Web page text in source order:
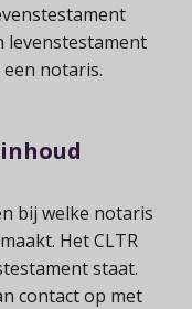
levenstestament
notaris.
bij welke notaris
Het CLTR
staat.
contact op met